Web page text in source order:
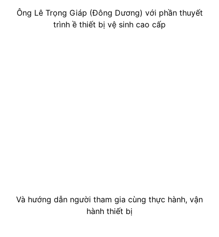
Ông Lê Trọng Giáp (Đông Dương) với phần thuyết
trình ề thiết bị vệ sinh cao cấp
Và hướng dẫn người tham gia cùng thực hành, vận
hành thiết bị